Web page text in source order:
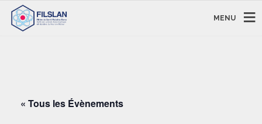
MENU
« Tous les Évènements